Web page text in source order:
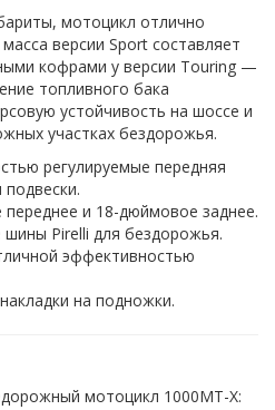
мотоцикл отлично
версии Sport составляет
кофрами у версии Touring —
топливного бака
устойчивость на шоссе и
участках бездорожья.
регулируемые передняя
и 18-дюймовое заднее.
Pirelli для бездорожья.
эффективностью
на подножки.